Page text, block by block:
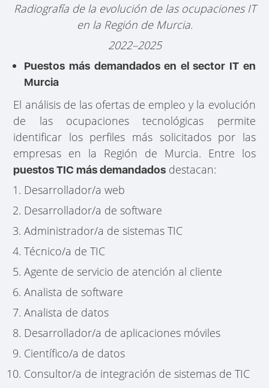
Radiografía de la evolución de las ocupaciones IT
en la Región de Murcia.
2022–2025
Puestos más demandados en el sector IT en
Murcia
El análisis de las ofertas de empleo y la evolución
de las ocupaciones tecnológicas permite
identificar los perfiles más solicitados por las
empresas en la Región de Murcia. Entre los
puestos TIC más demandados destacan:
Desarrollador/a web
Desarrollador/a de software
Administrador/a de sistemas TIC
Técnico/a de TIC
Agente de servicio de atención al cliente
Analista de software
Analista de datos
Desarrollador/a de aplicaciones móviles
Científico/a de datos
Consultor/a de integración de sistemas de TIC